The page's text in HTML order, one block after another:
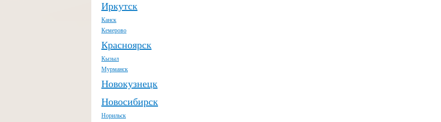
Иркутск
Канск
Кемерово
Красноярск
Кызыл
Мурманск
Новокузнецк
Новосибирск
Норильск